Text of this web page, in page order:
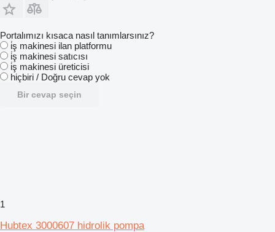
Portalımızı kısaca nasıl tanımlarsınız?
i̇ş makinesi ilan platformu
i̇ş makinesi satıcısı
i̇ş makinesi üreticisi
hiçbiri / Doğru cevap yok
Bir cevap seçin
1
Hubtex 3000607 hidrolik pompa